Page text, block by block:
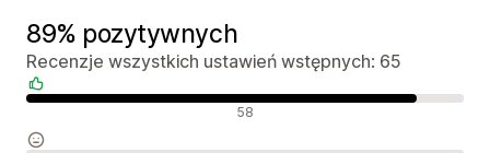
89% pozytywnych
Recenzje wszystkich ustawień wstępnych: 65
Pozytywne recenzje 58